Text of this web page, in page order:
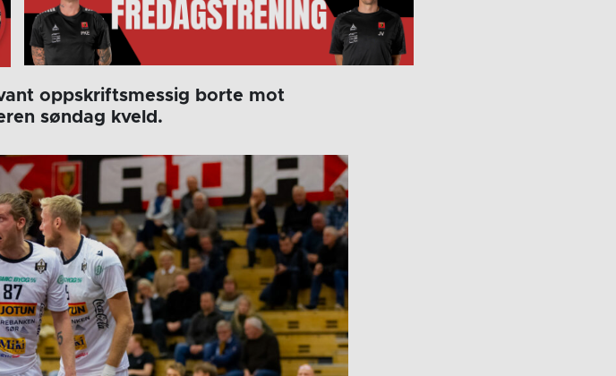
oppskriftsmessig borte mot
søndag kveld.